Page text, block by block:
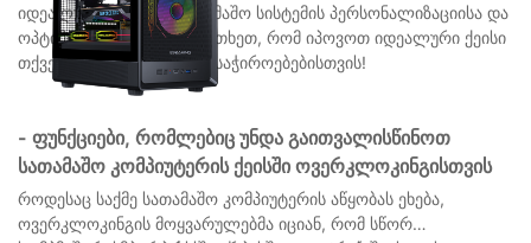
იდეალურია თქვენი სათამაშო სისტემის პერსონალიზაციისა და
ოპტიმიზაციისთვის. წაიკითხეთ, რომ იპოვოთ იდეალური ქეისი
თქვენი ოვერკლოკინგის საჭიროებებისთვის!
- ფუნქციები, რომლებიც უნდა გაითვალისწინოთ
სათამაშო კომპიუტერის ქეისში ოვერკლოკინგისთვის
როდესაც საქმე სათამაშო კომპიუტერის აწყობას ეხება,
ოვერკლოკინგის მოყვარულებმა იციან, რომ სწორ